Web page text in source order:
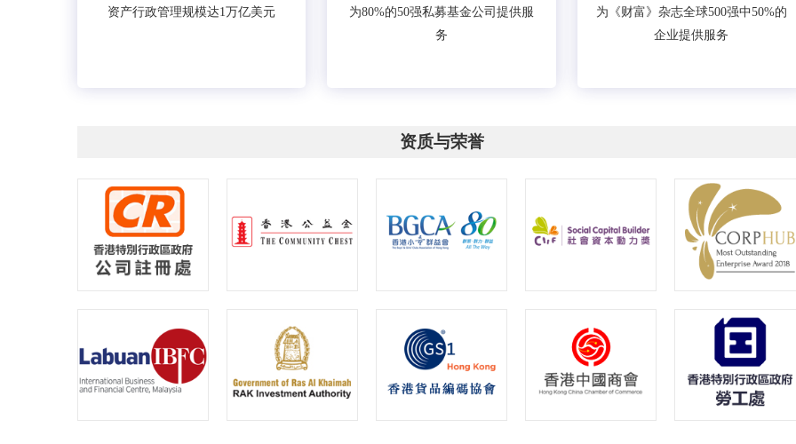
资产行政管理规模达1万亿美元
为80%的50强私募基金公司提供服
务
为《财富》杂志全球500强中50%的
企业提供服务
资质与荣誉